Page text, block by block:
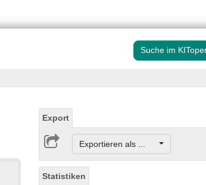
Suche im
Export
Exportieren als ...
Statistiken